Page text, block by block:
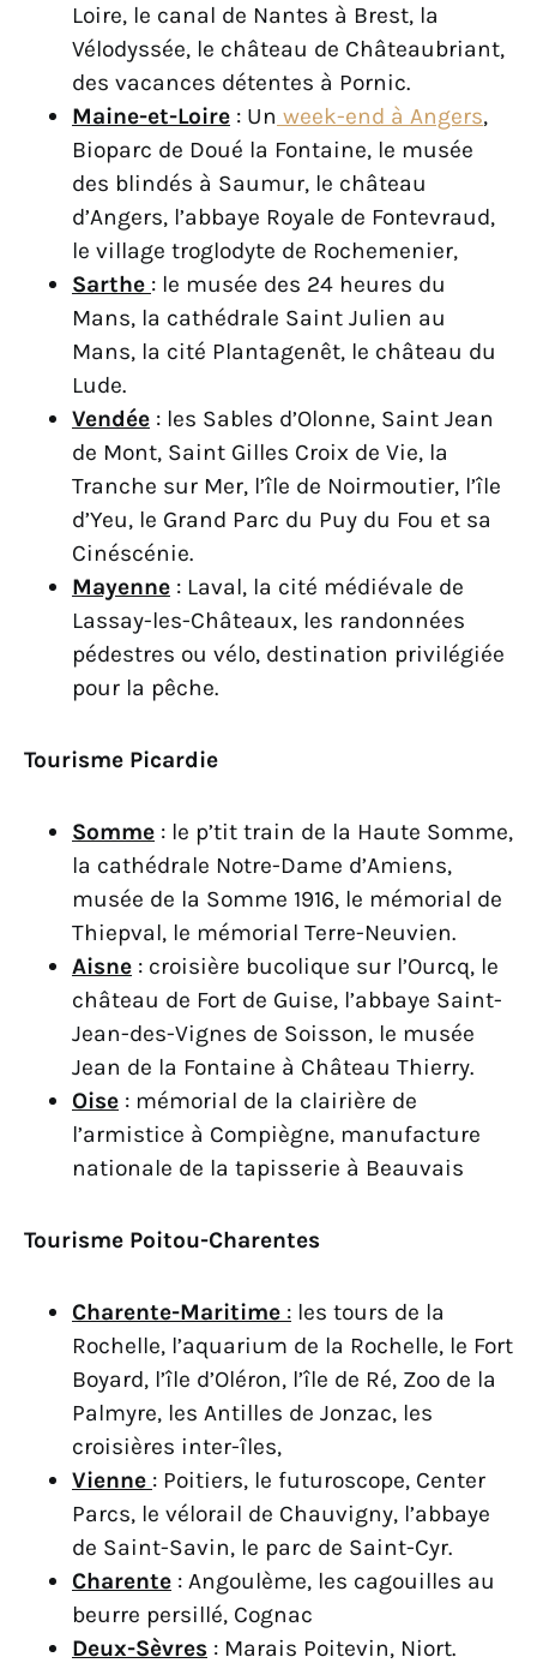
Loire, le canal de Nantes à Brest, la
Vélodyssée, le château de Châteaubriant,
des vacances détentes à Pornic.
Maine-et-Loire : Un week-end à Angers,
Bioparc de Doué la Fontaine, le musée
des blindés à Saumur, le château
d’Angers, l’abbaye Royale de Fontevraud,
le village troglodyte de Rochemenier,
Sarthe : le musée des 24 heures du
Mans, la cathédrale Saint Julien au
Mans, la cité Plantagenêt, le château du
Lude.
Vendée : les Sables d’Olonne, Saint Jean
de Mont, Saint Gilles Croix de Vie, la
Tranche sur Mer, l’île de Noirmoutier, l’île
d’Yeu, le Grand Parc du Puy du Fou et sa
Cinéscénie.
Mayenne : Laval, la cité médiévale de
Lassay-les-Châteaux, les randonnées
pédestres ou vélo, destination privilégiée
pour la pêche.
Tourisme Picardie
Somme : le p’tit train de la Haute Somme,
la cathédrale Notre-Dame d’Amiens,
musée de la Somme 1916, le mémorial de
Thiepval, le mémorial Terre-Neuvien.
Aisne : croisière bucolique sur l’Ourcq, le
château de Fort de Guise, l’abbaye Saint-
Jean-des-Vignes de Soisson, le musée
Jean de la Fontaine à Château Thierry.
Oise : mémorial de la clairière de
l’armistice à Compiègne, manufacture
nationale de la tapisserie à Beauvais
Tourisme Poitou-Charentes
Charente-Maritime : les tours de la
Rochelle, l’aquarium de la Rochelle, le Fort
Boyard, l’île d’Oléron, l’île de Ré, Zoo de la
Palmyre, les Antilles de Jonzac, les
croisières inter-îles,
Vienne : Poitiers, le futuroscope, Center
Parcs, le vélorail de Chauvigny, l’abbaye
de Saint-Savin, le parc de Saint-Cyr.
Charente : Angoulème, les cagouilles au
beurre persillé, Cognac
Deux-Sèvres : Marais Poitevin, Niort.